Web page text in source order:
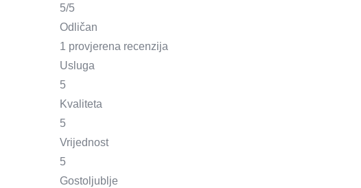
5/5
Odličan
1 provjerena recenzija
Usluga
5
Kvaliteta
5
Vrijednost
5
Gostoljublje